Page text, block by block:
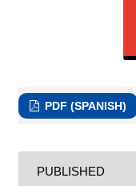
PDF (SPANISH)
PUBLISHED